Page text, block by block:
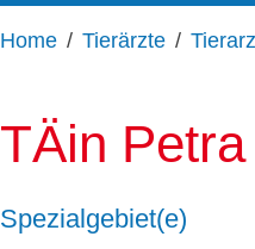
Home Tierärzte
TÄin
Spezialgebiet(e)